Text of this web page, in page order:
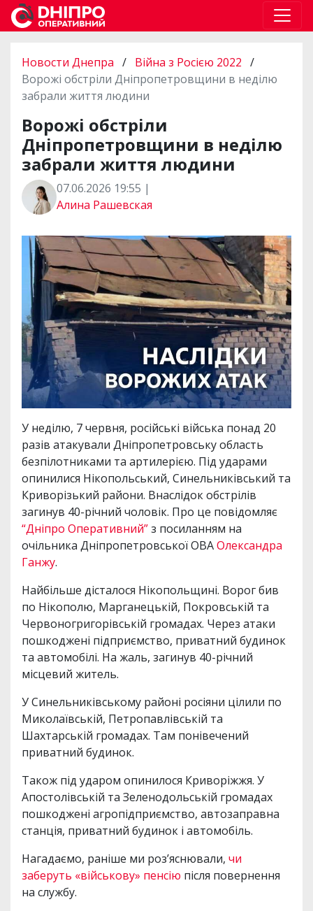
Новости Днепра / Війна з Росією 2022 /
Ворожі обстріли Дніпропетровщини в неділю
забрали життя людини
Ворожі обстріли
Дніпропетровщини в неділю
забрали життя людини
07.06.2026 19:55 |
Алина Рашевская
У неділю, 7 червня, російські війська понад 20
разів атакували Дніпропетровську область
безпілотниками та артилерією. Під ударами
опинилися Нікопольський, Синельниківський та
Криворізький райони. Внаслідок обстрілів
загинув 40-річний чоловік. Про це повідомляє
“Дніпро Оперативний”з посиланням на
очільника Дніпропетровської ОВАОлександра
Ганжу.
Найбільше дісталося Нікопольщині. Ворог бив
по Нікополю, Марганецькій, Покровській та
Червоногригорівській громадах. Через атаки
пошкоджені підприємство, приватний будинок
та автомобілі. На жаль, загинув 40-річний
місцевий житель.
У Синельниківському районі росіяни цілили по
Миколаївській, Петропавлівській та
Шахтарській громадах. Там понівечений
приватний будинок.
Також під ударом опинилося Криворіжжя. У
Апостолівській та Зеленодольській громадах
пошкоджені агропідприємство, автозаправна
станція, приватний будинок і автомобіль.
Нагадаємо, раніше ми роз’яснювали, чи
заберуть «військову» пенсію після повернення
на службу.